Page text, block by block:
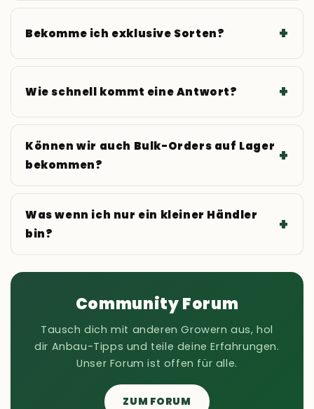
Bekomme ich exklusive Sorten?
Wie schnell kommt eine Antwort?
Können wir auch Bulk-Orders auf Lager
bekommen?
Was wenn ich nur ein kleiner Händler
bin?
Community Forum
Tausch dich mit anderen Growern aus, hol
dir Anbau-Tipps und teile deine Erfahrungen.
Unser Forum ist offen für alle.
ZUM FORUM